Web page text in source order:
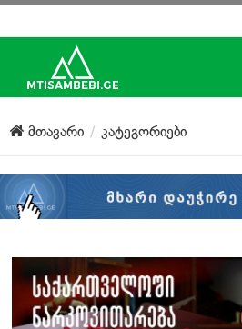
საიტის
მთავარი
ქართული
კონტაქტი
მთავარი კატეგორიები